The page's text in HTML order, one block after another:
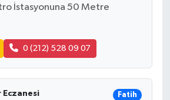
İstasyonuna 50 Metre
0 (212) 528 09 07
Eczanesi Fatih